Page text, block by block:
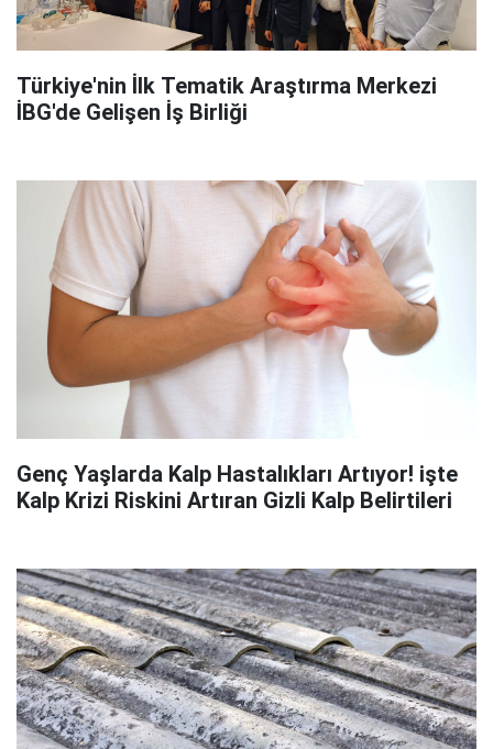
Türkiye'nin İlk Tematik Araştırma Merkezi
İBG'de Gelişen İş Birliği
Genç Yaşlarda Kalp Hastalıkları Artıyor! işte
Kalp Krizi Riskini Artıran Gizli Kalp Belirtileri